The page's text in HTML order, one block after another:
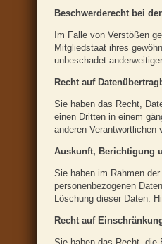
Beschwerde­recht bei
Im Falle von Verstößen
Mitgliedstaat ihres
unbeschadet
Recht auf
Sie haben das Recht,
einen Dritten in einem
anderen
Auskunft, Berichtigung
Sie haben im Rahmen
personenbezogenen
Löschung dieser Daten.
Recht auf